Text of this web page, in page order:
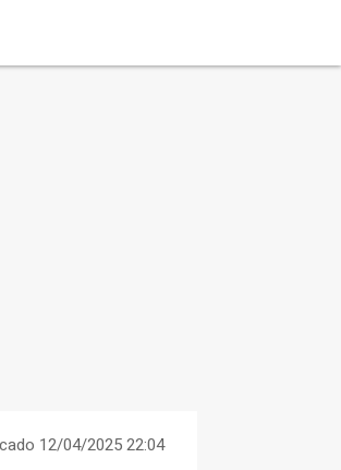
12/04/2025 22:04